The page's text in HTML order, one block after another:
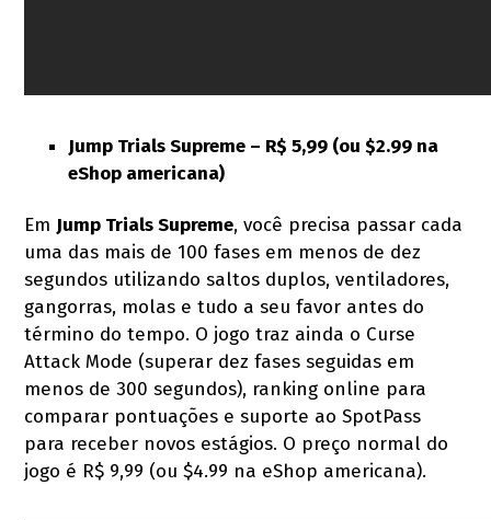
Jump Trials Supreme – R$ 5,99 (ou $2.99 na
eShop americana)
Em Jump Trials Supreme, você precisa passar cada
uma das mais de 100 fases em menos de dez
segundos utilizando saltos duplos, ventiladores,
gangorras, molas e tudo a seu favor antes do
término do tempo. O jogo traz ainda o Curse
Attack Mode (superar dez fases seguidas em
menos de 300 segundos), ranking online para
comparar pontuações e suporte ao SpotPass
para receber novos estágios. O preço normal do
jogo é R$ 9,99 (ou $4.99 na eShop americana).